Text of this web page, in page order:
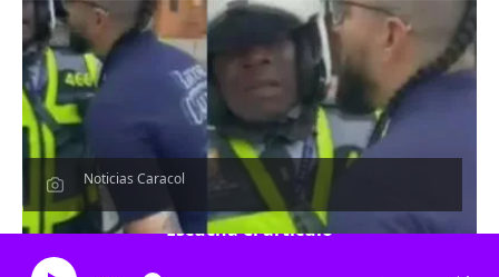
Noticias Caracol
Escucha el artículo